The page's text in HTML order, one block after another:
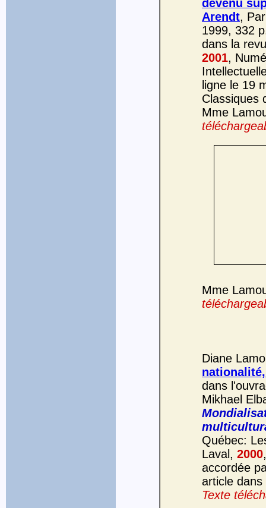
devenu
Arendt,
1999, 332
dans la
2001,
ligne le 19
Classiques
Mme
Mme
Diane
dans
Mikhael
Québec:
Laval, 2000
accordée
article dans
Texte